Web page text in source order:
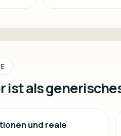
ist als
und reale